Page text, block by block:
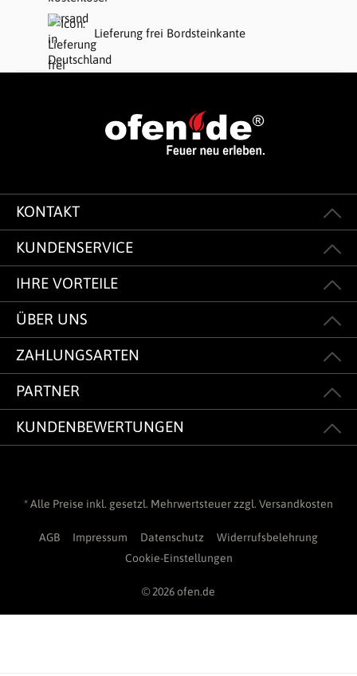
Lieferung frei Bordsteinkante
KONTAKT
KUNDENSERVICE
IHRE VORTEILE
ÜBER UNS
ZAHLUNGSARTEN
PARTNER
KUNDENBEWERTUNGEN
* Alle Preise inkl. gesetzl. Mehrwertsteuer zzgl. Versandkosten
AGB Impressum Datenschutz
Widerrufsbelehrung
Cookie-Einstellungen
© 2026 ofen.de